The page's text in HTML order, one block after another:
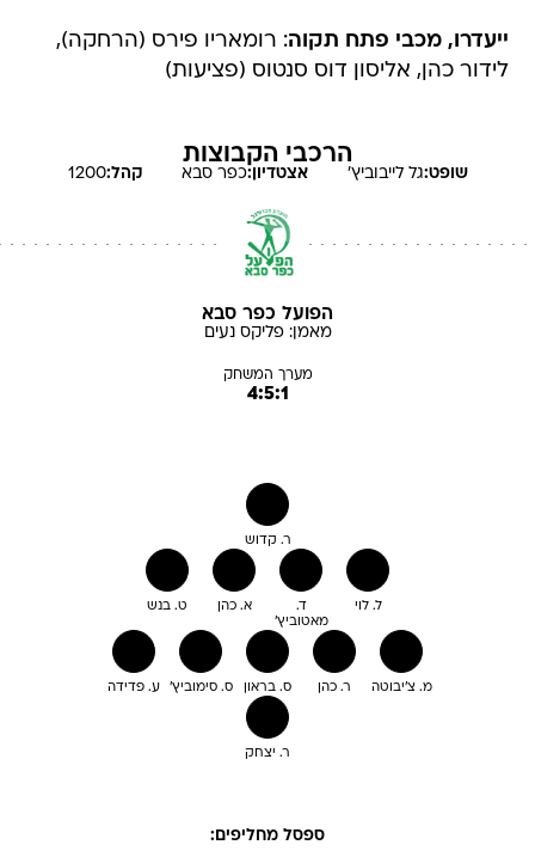
ייעדרו, מכבי פתח תקוה: רומאריו פירס (הרחקה),
לידור כהן, אליסון דוס סנטוס (פציעות)
הרכבי הקבוצות
שופט:גל לייבוביץ' אצטדיון:כפר סבא קהל:1200
הפועל כפר סבא
מאמן:פליקס נעים
מערך המשחק
4:5:1
ר. קדוש
ט. בנש א. כהן
ד.
מאטוביץ'
ל. לוי
ע. פדידה ס. סימוביץ' ס. בראון ר. כהן מ. צ'יבוטה
ר. יצחק
ספסל מחליפים: